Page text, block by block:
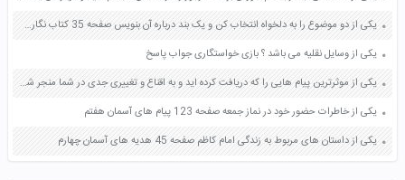
یکی از دو موضوع را به دلخواه انتخاب کن و یک بند درباره آن بنویس صفحه 35 کتاب نگارش فارسی سوم
یکی از وسایل نقلیه می باشد ؟ بازی خواستگاری جواب پاسخ
یکی از موثرترین پیام هایی را که دریافت کرده اید و به اقناع و تغییری جدی در شما منجر شده است برسی کنید و علت این تاثیر گذاری قابل توجه را بنویسید صفحه 52 تفکر و سواد رسانه ای دهم
یکی از خاطرات حضور خود در نماز جمعه صفحه 123 پیام های آسمان هفتم
یکی از داستان های مربوط به زندگی امام کاظم صفحه 45 هدیه های آسمان چهارم